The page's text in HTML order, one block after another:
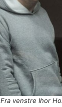
Fra venstre Ihor